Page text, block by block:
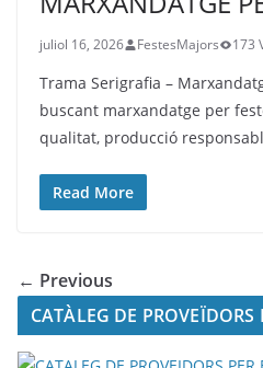
juliol 16, 2026 FestesMajors 173
Trama Serigrafia –
buscant marxandatge per
qualitat, producció
Read More
← Previous
CATÀLEG DE PROVEÏDORS